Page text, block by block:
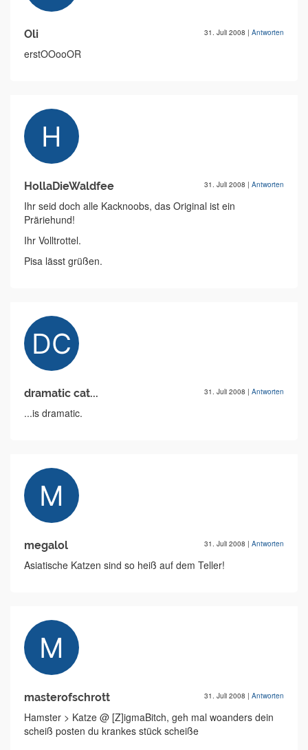
Oli 31. Juli 2008 | Antworten
erstOOooOR
HollaDieWaldfee 31. Juli 2008 | Antworten
Ihr seid doch alle Kacknoobs, das Original ist ein
Präriehund!
Ihr Volltrottel.
Pisa lässt grüßen.
dramatic cat... 31. Juli 2008 | Antworten
...is dramatic.
megalol 31. Juli 2008 | Antworten
Asiatische Katzen sind so heiß auf dem Teller!
masterofschrott 31. Juli 2008 | Antworten
Hamster > Katze @ [Z]igmaBitch, geh mal woanders dein
scheiß posten du krankes stück scheiße